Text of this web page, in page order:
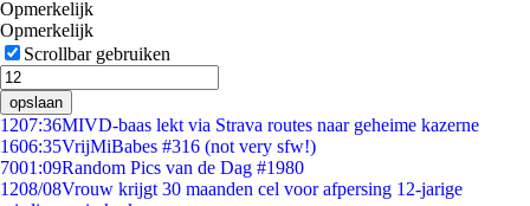
Opmerkelijk
Opmerkelijk
Scrollbar gebruiken
opslaan
1207:36MIVD-baas lekt via Strava routes naar geheime kazerne
1606:35VrijMiBabes #316 (not very sfw!)
7001:09Random Pics van de Dag #1980
1208/08Vrouw krijgt 30 maanden cel voor afpersing 12-jarige